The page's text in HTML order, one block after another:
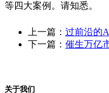
等四大案例。请知悉。
上一篇： 过前沿的
下一篇： 催生万亿
关于我们